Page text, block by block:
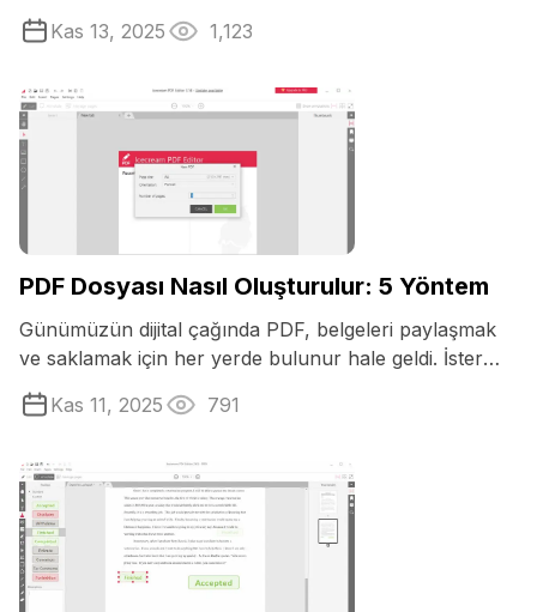
Popüler olmalarına rağmen ...
Kas 13, 2025 1,123
PDF Dosyası Nasıl Oluşturulur: 5 Yöntem
Günümüzün dijital çağında PDF, belgeleri paylaşmak
ve saklamak için her yerde bulunur hale geldi. İster
öğrenci olun, ister ...
Kas 11, 2025 791